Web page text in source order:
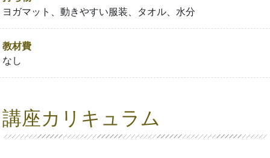
ヨガマット、動きやすい服装、タオル、水分
教材費
なし
講座カリキュラム